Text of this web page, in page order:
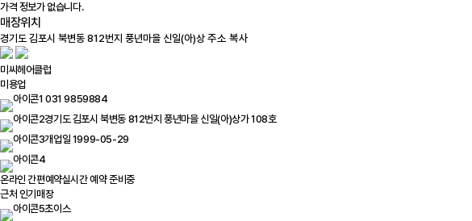
가격 정보가 없습니다.
매장위치
주소 복사
미씨헤어클럽
미용업
031 9859884
경기도 김포시 북변동 812번지 풍년마을 신일(아)상가 108호
개업일 1999-05-29
온라인 간편예약실시간 예약 준비중
근처 인기매장
초이스